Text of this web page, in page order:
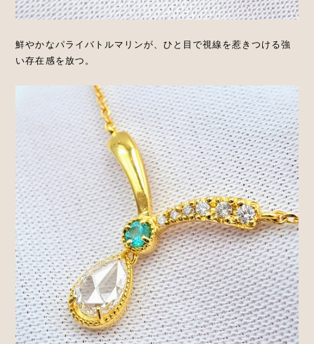
鮮やかなパライバトルマリンが、ひと目で視線を惹きつける強
い存在感を放つ。